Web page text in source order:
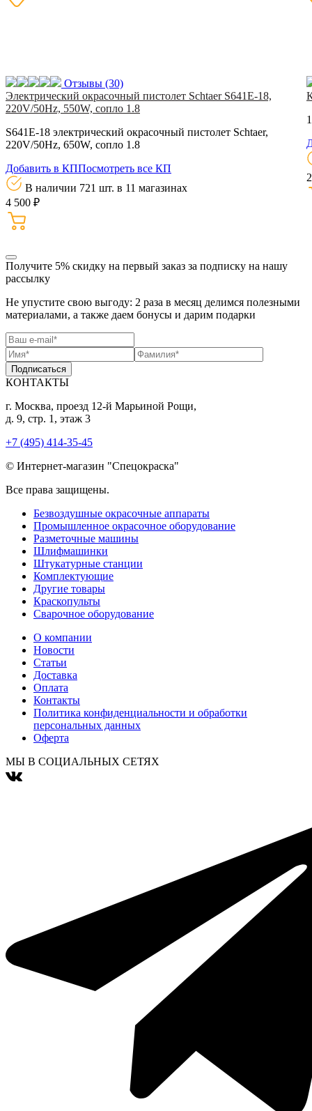
Отзывы (30)
Электрический окрасочный пистолет Schtaer S641E-18,
220V/50Hz, 550W, сопло 1.8
S641E-18 электрический окрасочный пистолет Schtaer,
220V/50Hz, 650W, сопло 1.8
Добавить в КППосмотреть все КП
В наличии 721 шт. в 11 магазинах
4 500 ₽
Получите 5% скидку на первый заказ за подписку на нашу
рассылку
Не упустите свою выгоду: 2 раза в месяц делимся полезными
материалами, а также даем бонусы и дарим подарки
Подписаться
КОНТАКТЫ
г. Москва, проезд 12-й Марьиной Рощи,
д. 9, стр. 1, этаж 3
+7 (495) 414-35-45
© Интернет-магазин "Спецокраска"
Все права защищены.
Безвоздушные окрасочные аппараты
Промышленное окрасочное оборудование
Разметочные машины
Шлифмашинки
Штукатурные станции
Комплектующие
Другие товары
Краскопульты
Сварочное оборудование
О компании
Новости
Статьи
Доставка
Оплата
Контакты
Политика конфиденциальности и обработки
персональных данных
Оферта
МЫ В СОЦИАЛЬНЫХ СЕТЯХ